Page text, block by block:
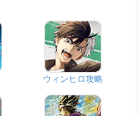
ウィンヒロ攻略